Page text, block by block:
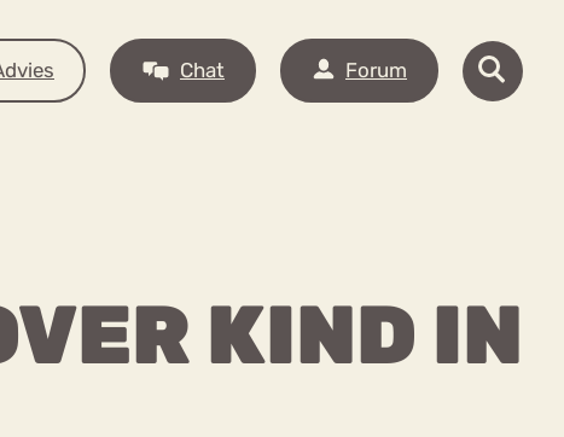
Chat Forum
KIND IN